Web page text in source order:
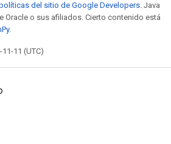
del sitio de Google Developers. Java
Oracle o sus afiliados. Cierto contenido está
.
11 (UTC)